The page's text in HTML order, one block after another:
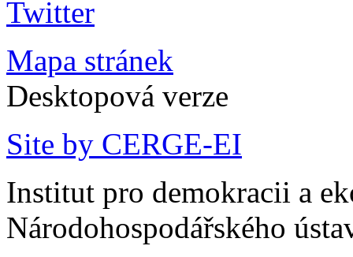
Mapa stránek
Desktopová verze
Site by CERGE-EI
Institut pro demokracii a
Národohospodářského